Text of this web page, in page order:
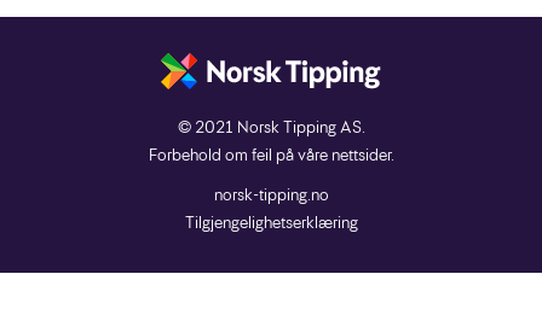
© 2021 Norsk Tipping AS.
Forbehold om feil på våre nettsider.
norsk-tipping.no
Tilgjengelighetserklæring